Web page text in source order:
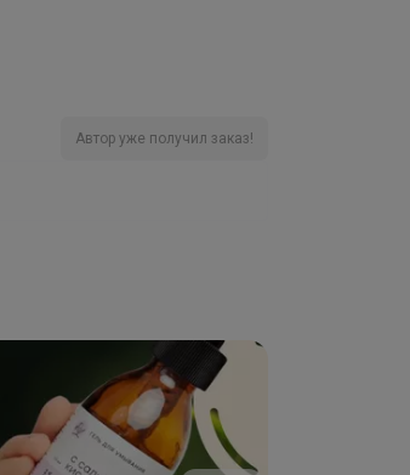
Автор уже получил заказ!